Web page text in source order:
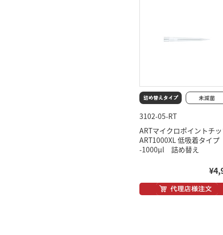
3102-05-RT
ARTマイクロポイントチ
ART1000XL 低吸着タイプ
-1000μl 詰め替え